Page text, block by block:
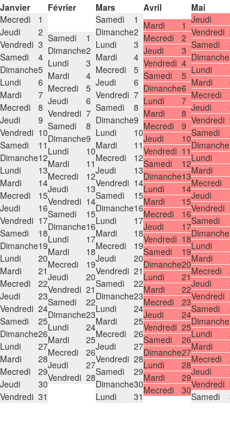
Janvier Février Mars Avril Mai
Mecredi
1
Jeudi
2
Vendredi 3
Samedi
4
Dimanche5
Lundi
6
Mardi
7
Mecredi
8
Jeudi
9
Vendredi 10
Samedi
11
Dimanche12
Lundi
13
Mardi
14
Mecredi
15
Jeudi
16
Vendredi 17
Samedi
18
Dimanche19
Lundi
20
Mardi
21
Mecredi
22
Jeudi
23
Vendredi 24
Samedi
25
Dimanche26
Lundi
27
Mardi
28
Mecredi
29
Jeudi
30
Vendredi 31
Samedi
1
Dimanche2
Lundi
3
Mardi
4
Mecredi
5
Jeudi
6
Vendredi 7
Samedi
8
Dimanche9
Lundi
10
Mardi
11
Mecredi
12
Jeudi
13
Vendredi 14
Samedi
15
Dimanche16
Lundi
17
Mardi
18
Mecredi
19
Jeudi
20
Vendredi 21
Samedi
22
Dimanche23
Lundi
24
Mardi
25
Mecredi
26
Jeudi
27
Vendredi 28
Samedi
1
Dimanche2
Lundi
3
Mardi
4
Mecredi
5
Jeudi
6
Vendredi 7
Samedi
8
Dimanche9
Lundi
10
Mardi
11
Mecredi
12
Jeudi
13
Vendredi 14
Samedi
15
Dimanche16
Lundi
17
Mardi
18
Mecredi
19
Jeudi
20
Vendredi 21
Samedi
22
Dimanche23
Lundi
24
Mardi
25
Mecredi
26
Jeudi
27
Vendredi 28
Samedi
29
Dimanche30
Lundi
31
Mardi
1
Mecredi
2
Jeudi
3
Vendredi 4
Samedi
5
Dimanche6
Lundi
7
Mardi
8
Mecredi
9
Jeudi
10
Vendredi 11
Samedi
12
Dimanche13
Lundi
14
Mardi
15
Mecredi
16
Jeudi
17
Vendredi 18
Samedi
19
Dimanche20
Lundi
21
Mardi
22
Mecredi
23
Jeudi
24
Vendredi 25
Samedi
26
Dimanche27
Lundi
28
Mardi
29
Mecredi
30
Jeudi
Vendredi
Samedi
Dimanche
Lundi
Mardi
Mecredi
Jeudi
Vendredi
Samedi
Dimanche
Lundi
Mardi
Mecredi
Jeudi
Vendredi
Samedi
Dimanche
Lundi
Mardi
Mecredi
Jeudi
Vendredi
Samedi
Dimanche
Lundi
Mardi
Mecredi
Jeudi
Vendredi
Samedi